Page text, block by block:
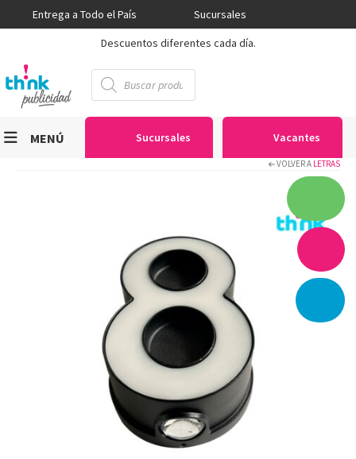
Entrega a Todo el País
Sucursales
Descuentos diferentes cada día.
Búsqueda
de
productos
Sucursales Vacantes
MENÚ
Serigrafía
Gran Formato
Textiles
Equipos
Seguridad
Artículos Varios
Catálogos
Facturación
VOLVER A LETRAS